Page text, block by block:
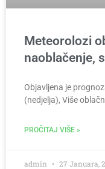
Meteorolozi
naoblačenje,
Objavljena je
(nedjelja), Više
PROČITAJ VIŠE »
admin 27 Januara,